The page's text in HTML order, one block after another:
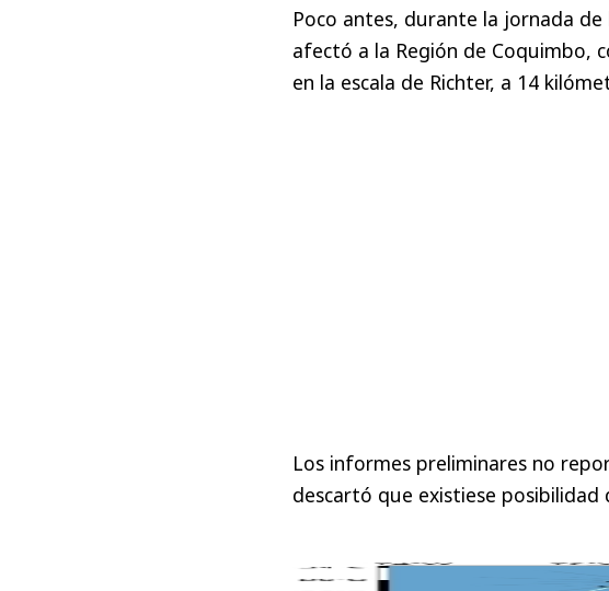
Poco antes, durante la jornada
afectó a la Región de Coquimbo,
en la escala de Richter, a 14
Los informes preliminares no
descartó que existiese